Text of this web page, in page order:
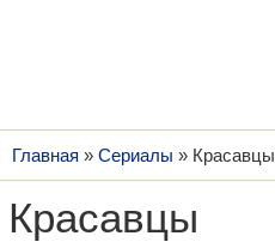
Главная » Сериалы » Красавцы
Красавцы